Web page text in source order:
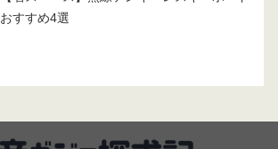
おすすめ4選